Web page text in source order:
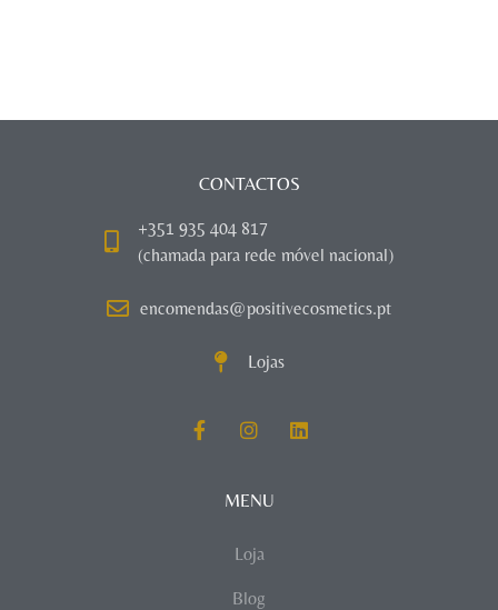
CONTACTOS
+351 935 404 817
(chamada para rede móvel nacional)
encomendas@positivecosmetics.pt
Lojas
MENU
Loja
Blog